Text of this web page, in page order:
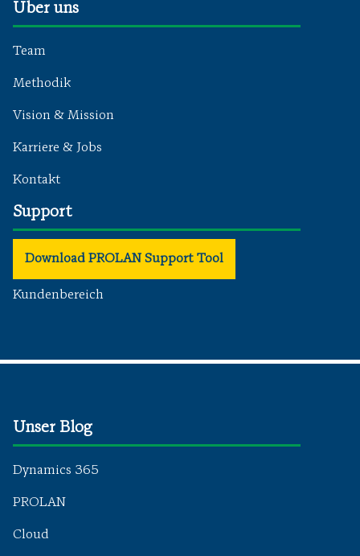
Über uns
Team
Methodik
Vision & Mission
Karriere & Jobs
Kontakt
Support
Download PROLAN Support Tool
Kundenbereich
Unser Blog
Dynamics 365
PROLAN
Cloud